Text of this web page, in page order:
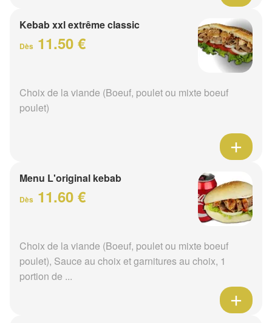
Kebab xxl extrême classic
Dès 11.50 €
Choix de la viande (Boeuf, poulet ou mixte boeuf
poulet)
Menu L'original kebab
Dès 11.60 €
Choix de la viande (Boeuf, poulet ou mixte boeuf
poulet), Sauce au choix et garnitures au choix, 1
portion de ...